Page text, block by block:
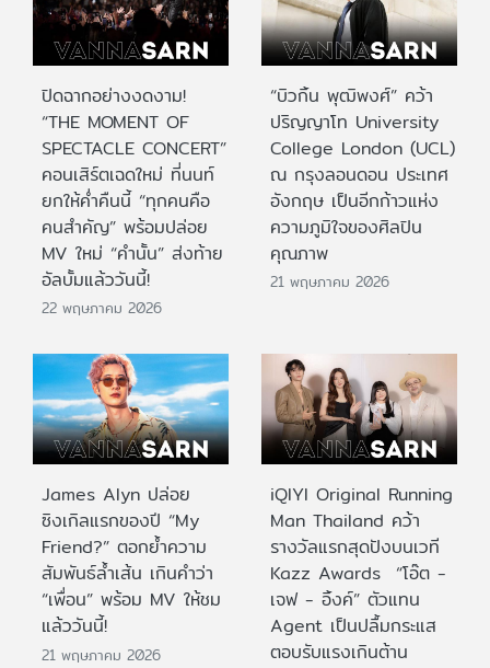
ปิดฉากอย่างงดงาม!
“THE MOMENT OF
SPECTACLE CONCERT”
คอนเสิร์ตเฉดใหม่ ที่นนท์
ยกให้ค่ำคืนนี้ “ทุกคนคือ
คนสำคัญ” พร้อมปล่อย
MV ใหม่ “คำนั้น” ส่งท้าย
อัลบั้มแล้ววันนี้!
22 พฤษภาคม 2026
“บิวกิ้น พุฒิพงศ์” คว้า
ปริญญาโท University
College London (UCL)
ณ กรุงลอนดอน ประเทศ
อังกฤษ เป็นอีกก้าวแห่ง
ความภูมิใจของศิลปิน
คุณภาพ
21 พฤษภาคม 2026
James Alyn ปล่อย
ซิงเกิลแรกของปี “My
Friend?” ตอกย้ำความ
สัมพันธ์ล้ำเส้น เกินคำว่า
“เพื่อน” พร้อม MV ให้ชม
แล้ววันนี้!
21 พฤษภาคม 2026
iQIYI Original Running
Man Thailand คว้า
รางวัลแรกสุดปังบนเวที
Kazz Awards “โอ๊ต -
เจฟ - อิ้งค์” ตัวแทน
Agent เป็นปลื้มกระแส
ตอบรับแรงเกินต้าน